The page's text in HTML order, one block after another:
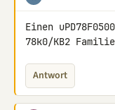
Einen
78k0/KB2
Antwort